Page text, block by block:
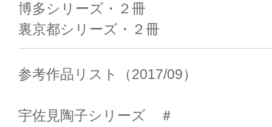
博多シリーズ・２冊
裏京都シリーズ・２冊
参考作品リスト（2017/09）
宇佐見陶子シリーズ ＃